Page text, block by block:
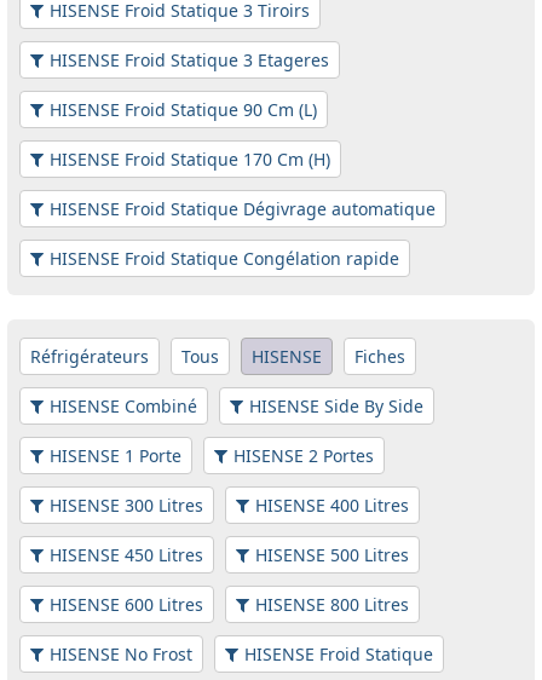
HISENSE Froid Statique 3 Tiroirs
HISENSE Froid Statique 3 Etageres
HISENSE Froid Statique 90 Cm (L)
HISENSE Froid Statique 170 Cm (H)
HISENSE Froid Statique Dégivrage automatique
HISENSE Froid Statique Congélation rapide
Réfrigérateurs Tous HISENSE Fiches
HISENSE Combiné HISENSE Side By Side
HISENSE 1 Porte HISENSE 2 Portes
HISENSE 300 Litres HISENSE 400 Litres
HISENSE 450 Litres HISENSE 500 Litres
HISENSE 600 Litres HISENSE 800 Litres
HISENSE No Frost HISENSE Froid Statique